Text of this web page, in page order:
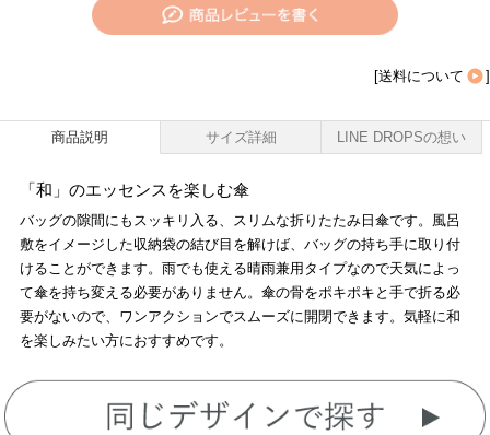
[送料について ]
商品説明 サイズ詳細 LINE DROPSの想い
「和」のエッセンスを楽しむ傘
バッグの隙間にもスッキリ入る、スリムな折りたたみ日傘です。風呂
敷をイメージした収納袋の結び目を解けば、バッグの持ち手に取り付
けることができます。雨でも使える晴雨兼用タイプなので天気によっ
て傘を持ち変える必要がありません。傘の骨をポキポキと手で折る必
要がないので、ワンアクションでスムーズに開閉できます。気軽に和
を楽しみたい方におすすめです。